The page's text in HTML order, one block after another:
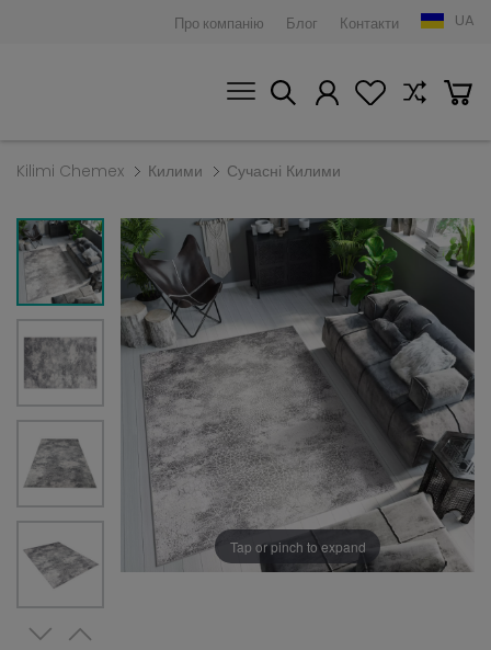
Про компанію Блог Контакти UA
Kilimi Chemex Килими Сучасні Килими
Tap or pinch to expand